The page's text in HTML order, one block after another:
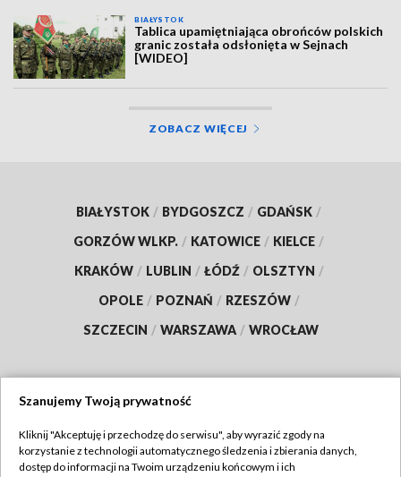
BIAŁYSTOK
Tablica upamiętniająca obrońców polskich
granic została odsłonięta w Sejnach
[WIDEO]
ZOBACZ WIĘCEJ
BIAŁYSTOK / BYDGOSZCZ / GDAŃSK /
GORZÓW WLKP. / KATOWICE / KIELCE /
KRAKÓW / LUBLIN / ŁÓDŹ / OLSZTYN /
OPOLE / POZNAŃ / RZESZÓW /
SZCZECIN / WARSZAWA / WROCŁAW
TVP
Szanujemy Twoją prywatność
Kliknij "Akceptuję i przechodzę do serwisu", aby wyrazić zgody na
korzystanie z technologii automatycznego śledzenia i zbierania danych,
dostęp do informacji na Twoim urządzeniu końcowym i ich